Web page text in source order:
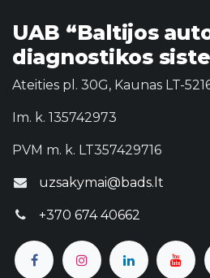
UAB “Baltijos
diagnostikos
Ateities pl. 30G, Kaunas LT-
Im. k. 135742973
PVM m. k. LT357429716
uzsakymai@bads.lt
+370 674 40662